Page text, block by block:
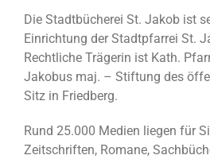
Die Stadtbücherei St. Jakob ist
Einrichtung der Stadtpfarrei St.
Rechtliche Trägerin ist Kath.
Jakobus maj. – Stiftung des
Sitz in Friedberg.
Rund 25.000 Medien liegen für
Zeitschriften, Romane,